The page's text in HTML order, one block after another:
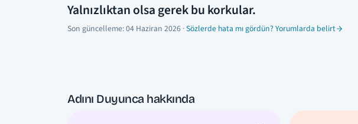
Yalnızlıktan olsa gerek bu korkular.
Son güncelleme:04 Haziran 2026 ·Sözlerde hata mı gördün? Yorumlarda belirt
Adını Duyunca hakkında